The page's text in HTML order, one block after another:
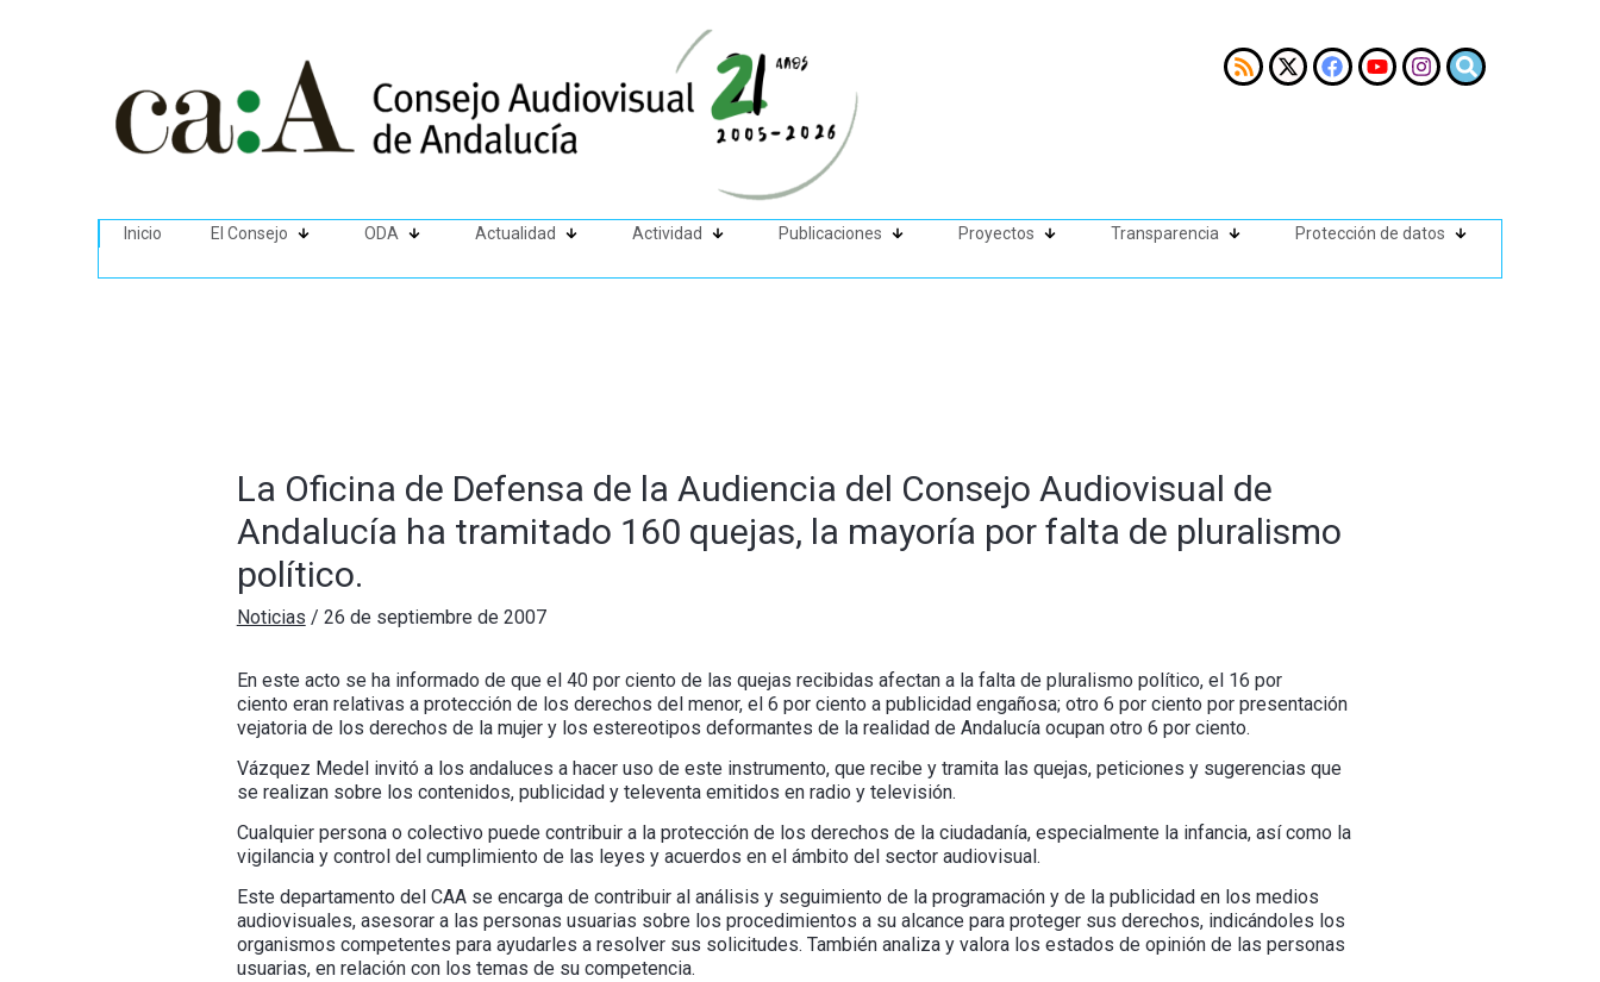
Inicio El Consejo ODA Actualidad Actividad Publicaciones Proyectos Transparencia Protección de datos
La Oficina de Defensa de la Audiencia del Consejo Audiovisual de
Andalucía ha tramitado 160 quejas, la mayoría por falta de pluralismo
político.
Noticias / 26 de septiembre de 2007
En este acto se ha informado de que el 40 por ciento de las quejas recibidas afectan a la falta de pluralismo político, el 16 por
ciento eran relativas a protección de los derechos del menor, el 6 por ciento a publicidad engañosa; otro 6 por ciento por presentación
vejatoria de los derechos de la mujer y los estereotipos deformantes de la realidad de Andalucía ocupan otro 6 por ciento.
Vázquez Medel invitó a los andaluces a hacer uso de este instrumento, que recibe y tramita las quejas, peticiones y sugerencias que
se realizan sobre los contenidos, publicidad y televenta emitidos en radio y televisión.
Cualquier persona o colectivo puede contribuir a la protección de los derechos de la ciudadanía, especialmente la infancia, así como la
vigilancia y control del cumplimiento de las leyes y acuerdos en el ámbito del sector audiovisual.
Este departamento del CAA se encarga de contribuir al análisis y seguimiento de la programación y de la publicidad en los medios
audiovisuales, asesorar a las personas usuarias sobre los procedimientos a su alcance para proteger sus derechos, indicándoles los
organismos competentes para ayudarles a resolver sus solicitudes. También analiza y valora los estados de opinión de las personas
usuarias, en relación con los temas de su competencia.